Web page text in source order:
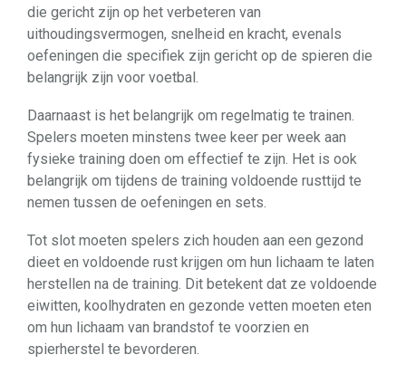
die gericht zijn op het verbeteren van
uithoudingsvermogen, snelheid en kracht, evenals
oefeningen die specifiek zijn gericht op de spieren die
belangrijk zijn voor voetbal.
Daarnaast is het belangrijk om regelmatig te trainen.
Spelers moeten minstens twee keer per week aan
fysieke training doen om effectief te zijn. Het is ook
belangrijk om tijdens de training voldoende rusttijd te
nemen tussen de oefeningen en sets.
Tot slot moeten spelers zich houden aan een gezond
dieet en voldoende rust krijgen om hun lichaam te laten
herstellen na de training. Dit betekent dat ze voldoende
eiwitten, koolhydraten en gezonde vetten moeten eten
om hun lichaam van brandstof te voorzien en
spierherstel te bevorderen.